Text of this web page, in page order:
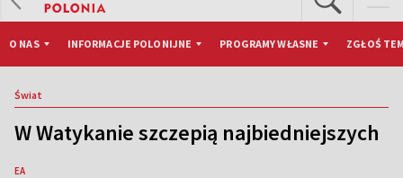
O NAS INFORMACJE POLONIJNE PROGRAMY WŁASNE ZGŁOŚ
Świat
W Watykanie szczepią najbiedniejszych
EA